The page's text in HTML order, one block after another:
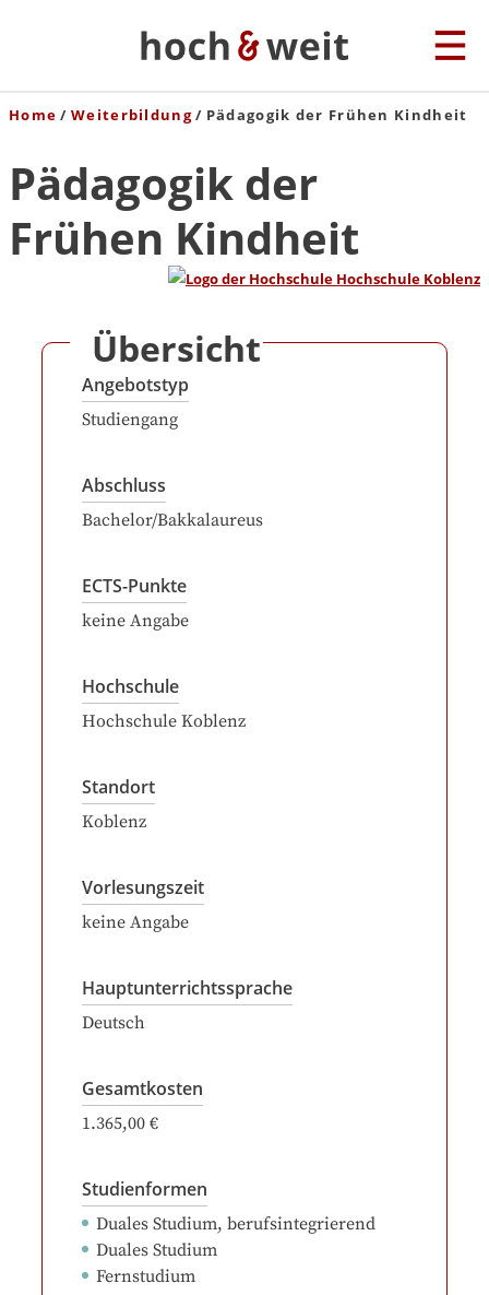
Home Weiterbildung Pädagogik der Frühen Kindheit
Pädagogik der
Frühen Kindheit
Übersicht
Angebotstyp
Studiengang
Abschluss
Bachelor/Bakkalaureus
ECTS-Punkte
keine Angabe
Hochschule
Hochschule Koblenz
Standort
Koblenz
Vorlesungszeit
keine Angabe
Hauptunterrichtssprache
Deutsch
Gesamtkosten
1.365,00 €
Studienformen
Duales Studium, berufsintegrierend
Duales Studium
Fernstudium